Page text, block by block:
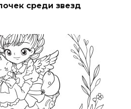
среди звезд